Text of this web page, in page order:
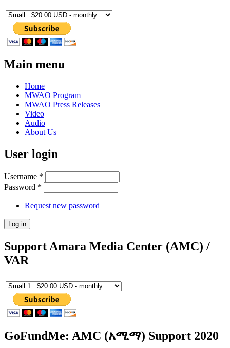
Main menu
Home
MWAO Program
MWAO Press Releases
Video
Audio
About Us
User login
Username *
Password *
Request new password
Support Amara Media Center (AMC) /
VAR
GoFundMe: AMC (አሚማ) Support 2020